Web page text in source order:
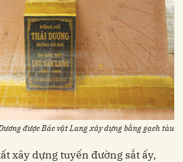
được Bác vật Lang xây dựng bằng gạch tàu
xây dựng tuyến đường sắt ấy,